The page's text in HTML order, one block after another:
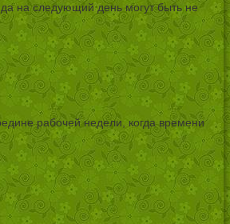
на следующий день могут быть не
рабочей недели, когда времени